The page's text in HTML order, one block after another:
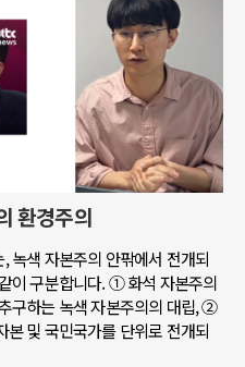
환경주의
녹색 자본주의 안팎에서 전개되
이 구분합니다. ① 화석 자본주의
구하는 녹색 자본주의의 대립, ②
및 국민국가를 단위로 전개되